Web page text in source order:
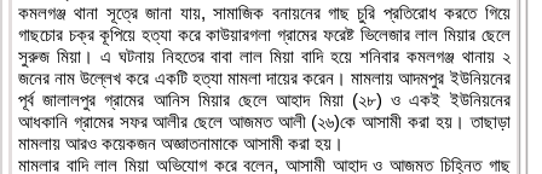
কমলগঞ্জ থানা সূত্রে জানা যায়, সামাজিক বনায়নের গাছ চুরি প্রতিরোধ করতে গিয়ে
গাছচোর চক্র কূপিয়ে হত্যা করে কাউয়ারগলা গ্রামের ফরেষ্ট ভিলেজার লাল মিয়ার ছেলে
সুরুজ মিয়া। এ ঘটনায় নিহতের বাবা লাল মিয়া বাদি হয়ে শনিবার কমলগঞ্জ থানায় ২
জনের নাম উল্লেখ করে একটি হত্যা মামলা দায়ের করেন। মামলায় আদমপুর ইউনিয়নের
পূর্ব জালালপুর গ্রামের আনিস মিয়ার ছেলে আহাদ মিয়া (২৮) ও একই ইউনিয়নের
আধকানি গ্রামের সফর আলীর ছেলে আজমত আলী (২৬)কে আসামী করা হয়। তাছাড়া
মামলায় আরও কয়েকজন অজ্ঞাতনামাকে আসামী করা হয়।
মামলার বাদি লাল মিয়া অভিযোগ করে বলেন, আসামী আহাদ ও আজমত চিহ্নিত গাছ